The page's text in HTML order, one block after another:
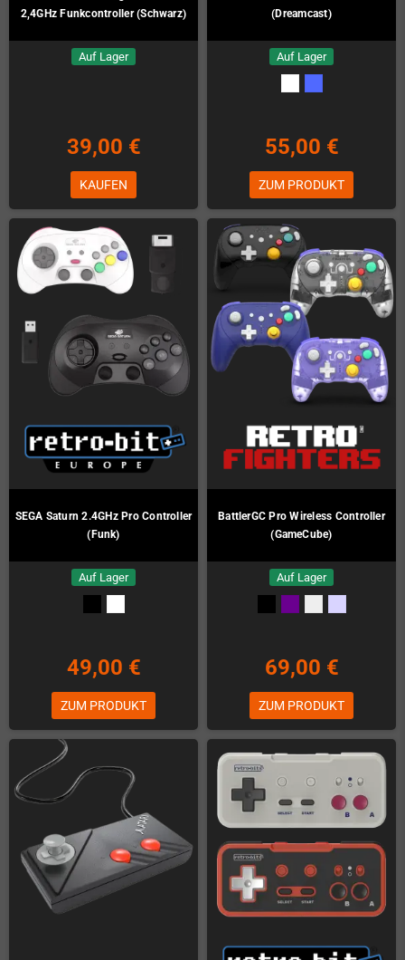
2,4GHz Funkcontroller (Schwarz)
Auf Lager
39,00 €
KAUFEN
(Dreamcast)
Auf Lager
55,00 €
ZUM PRODUKT
SEGA Saturn 2.4GHz Pro Controller
(Funk)
Auf Lager
49,00 €
ZUM PRODUKT
BattlerGC Pro Wireless Controller
(GameCube)
Auf Lager
69,00 €
ZUM PRODUKT